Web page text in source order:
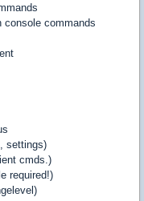
console commands
settings)
cmds.)
required!)